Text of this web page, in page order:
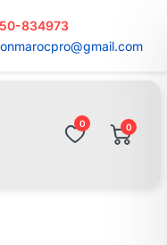
834973
0 0